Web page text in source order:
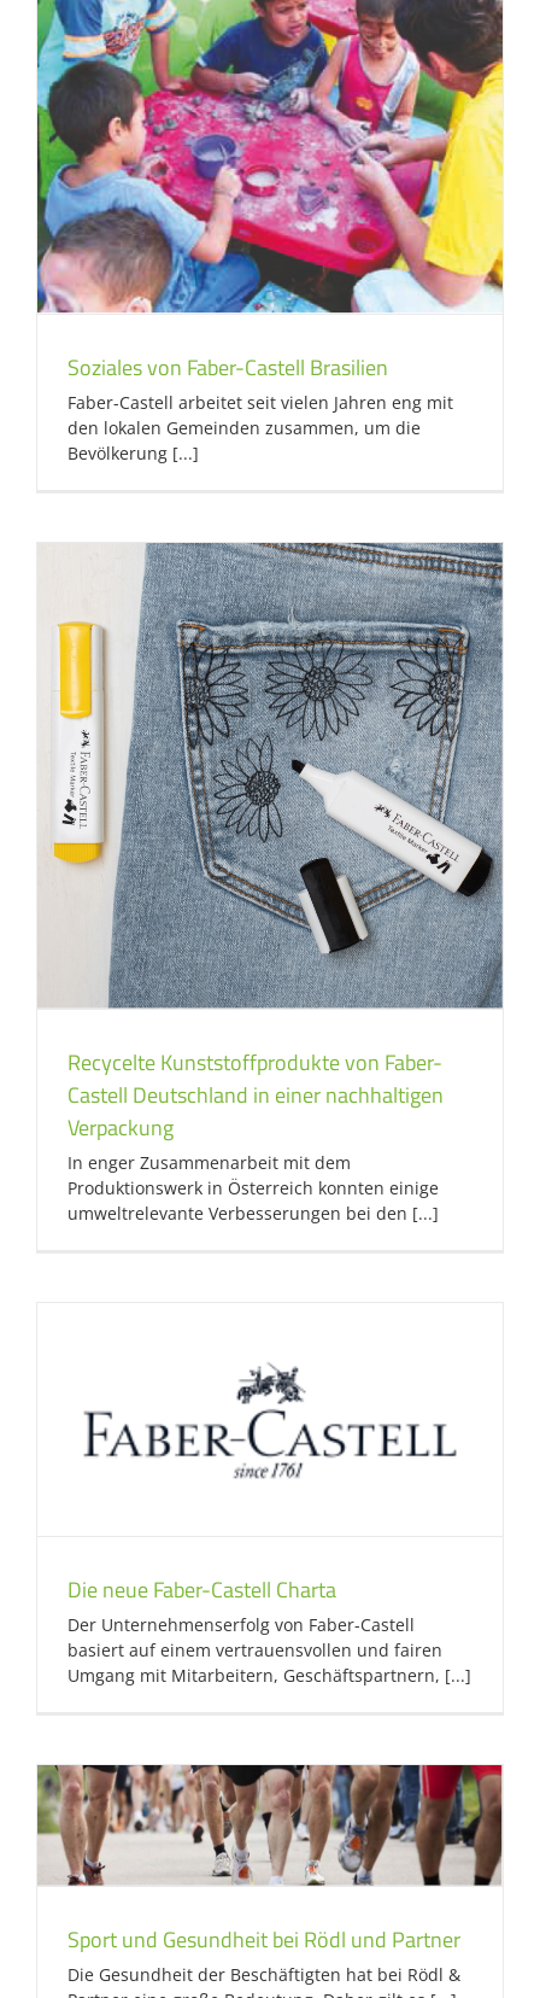
Soziales von Faber-Castell Brasilien
Faber-Castell arbeitet seit vielen Jahren eng mit
den lokalen Gemeinden zusammen, um die
Bevölkerung [...]
Recycelte Kunststoffprodukte von Faber-
Castell Deutschland in einer nachhaltigen
Verpackung
In enger Zusammenarbeit mit dem
Produktionswerk in Österreich konnten einige
umweltrelevante Verbesserungen bei den [...]
Die neue Faber-Castell Charta
Der Unternehmenserfolg von Faber-Castell
basiert auf einem vertrauensvollen und fairen
Umgang mit Mitarbeitern, Geschäftspartnern, [...]
Sport und Gesundheit bei Rödl und Partner
Die Gesundheit der Beschäftigten hat bei Rödl &